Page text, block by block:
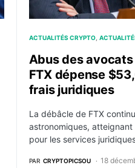
ACTUALITÉS CRYPTO
Abus des
FTX dépense
frais juridiques
La débâcle de FTX
astronomiques,
pour les services
PAR CRYPTOPICSOU 18